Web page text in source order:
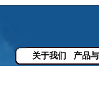
关于我们 产品